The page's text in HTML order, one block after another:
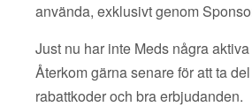
använda, exklusivt genom
Just nu har inte Meds några
Återkom gärna senare för att ta
rabattkoder och bra erbjudanden.